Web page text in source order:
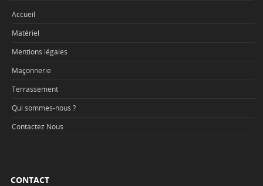
Accueil
Matériel
Mentions légales
Maçonnerie
Terrassement
Qui sommes-nous ?
Contactez Nous
CONTACT